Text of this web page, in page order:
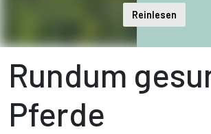
Reinlesen
Rundum
Pferde